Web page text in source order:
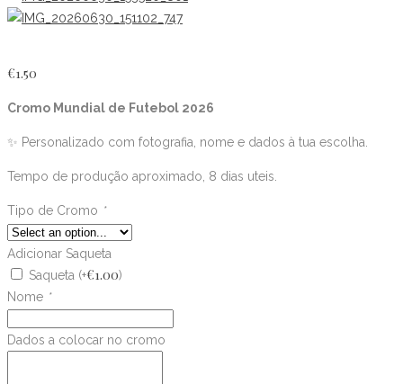
€1.50
Cromo Mundial de Futebol 2026
✨ Personalizado com fotografia, nome e dados à tua escolha.
Tempo de produção aproximado, 8 dias uteis.
Tipo de Cromo *
Adicionar Saqueta
Saqueta (+€1.00)
Nome *
Dados a colocar no cromo